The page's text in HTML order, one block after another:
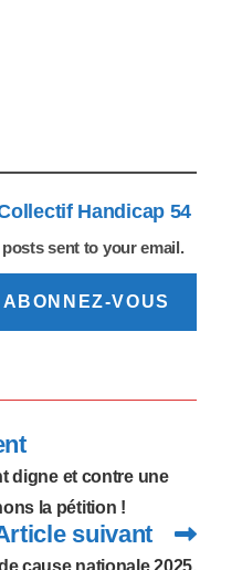
Handicap 54
sent to your email.
ABONNEZ-VOUS
digne et contre une
la pétition !
suivant
cause nationale 2025.